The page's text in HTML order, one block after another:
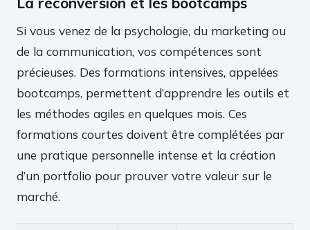
Si vous venez de la psychologie, du marketing ou
de la communication, vos compétences sont
précieuses. Des formations intensives, appelées
bootcamps, permettent d’apprendre les outils et
les méthodes agiles en quelques mois. Ces
formations courtes doivent être complétées par
une pratique personnelle intense et la création
d’un portfolio pour prouver votre valeur sur le
marché.